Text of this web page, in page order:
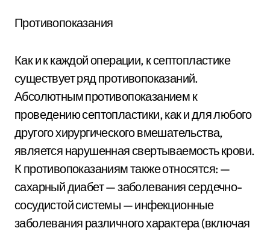
Противопоказания
Как и к каждой операции, к септопластике
существует ряд противопоказаний.
Абсолютным противопоказанием к
проведению септопластики, как и для любого
другого хирургического вмешательства,
является нарушенная свертываемость крови.
К противопоказаниям также относятся: —
сахарный диабет — заболевания сердечно-
сосудистой системы — инфекционные
заболевания различного характера (включая